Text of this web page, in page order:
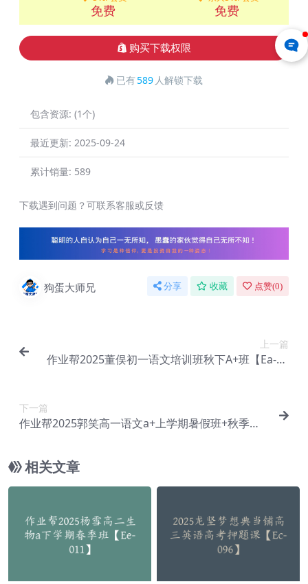
免费 免费
购买下载权限
已有589 人解锁下载
包含资源: (1个)
最近更新: 2025-09-24
累计销量: 589
下载遇到问题？可联系客服或反馈
狗蛋大师兄 分享 收藏 点赞(0)
上一篇
作业帮2025董俣初一语文培训班秋下A+班【Ea-14
下一篇
作业帮2025郭笑高一语文a+上学期暑假班+秋季班
相关文章